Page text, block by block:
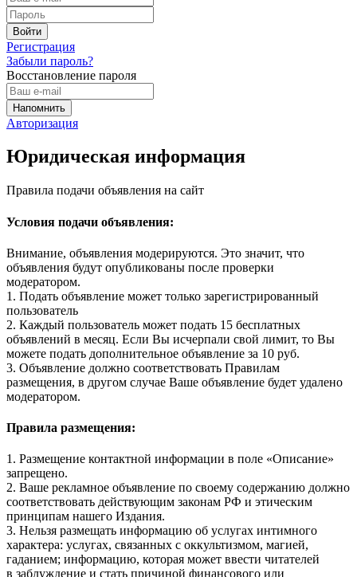
Регистрация
Забыли пароль?
Восстановление пароля
Авторизация
Юридическая информация
Правила подачи объявления на сайт
Условия подачи объявления:
Внимание, объявления модерируются. Это значит, что
объявления будут опубликованы после проверки
модератором.
1. Подать объявление может только зарегистрированный
пользователь
2. Каждый пользователь может подать 15 бесплатных
объявлений в месяц. Если Вы исчерпали свой лимит, то Вы
можете подать дополнительное объявление за 10 руб.
3. Объявление должно соответствовать Правилам
размещения, в другом случае Ваше объявление будет удалено
модератором.
Правила размещения:
1. Размещение контактной информации в поле «Описание»
запрещено.
2. Ваше рекламное объявление по своему содержанию должно
соответствовать действующим законам РФ и этическим
принципам нашего Издания.
3. Нельзя размещать информацию об услугах интимного
характера: услугах, связанных с оккультизмом, магией,
гаданием; информацию, которая может ввести читателей
в заблуждение и стать причиной финансового или